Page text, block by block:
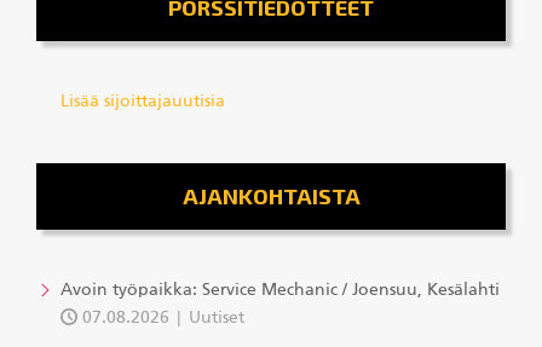
PÖRSSITIEDOTTEET
Lisää sijoittajauutisia
AJANKOHTAISTA
Avoin työpaikka: Service Mechanic / Joensuu, Kesälahti
07.08.2026
Uutiset